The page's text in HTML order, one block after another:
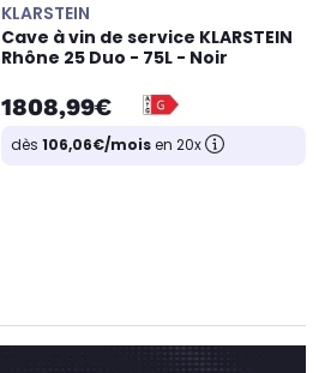
KLARSTEIN
Cave à vin de service KLARSTEIN
Rhône 25 Duo - 75L - Noir
1808,99€
dès 106,06€/moisen 20x